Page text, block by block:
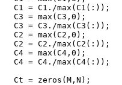
C1 = C1./max(C1(:));
C3 = max(C3,0);
C3 = C3./max(C3(:));
C2 = max(C2,0);
C2 = C2./max(C2(:));
C4 = max(C4,0);
C4 = C4./max(C4(:));
Ct = zeros(M,N);